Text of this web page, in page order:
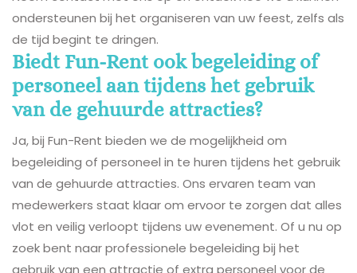
ondersteunen bij het organiseren van uw feest, zelfs als
de tijd begint te dringen.
Biedt Fun-Rent ook begeleiding of
personeel aan tijdens het gebruik
van de gehuurde attracties?
Ja, bij Fun-Rent bieden we de mogelijkheid om
begeleiding of personeel in te huren tijdens het gebruik
van de gehuurde attracties. Ons ervaren team van
medewerkers staat klaar om ervoor te zorgen dat alles
vlot en veilig verloopt tijdens uw evenement. Of u nu op
zoek bent naar professionele begeleiding bij het